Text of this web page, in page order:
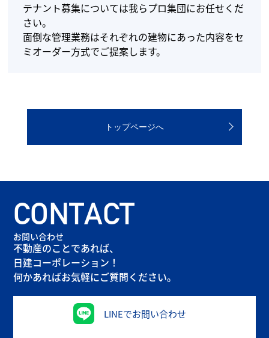
テナント募集については我らプロ集団にお任せくだ
さい。
面倒な管理業務はそれぞれの建物にあった内容をセ
ミオーダー方式でご提案します。
トップページへ
CONTACT
お問い合わせ
不動産のことであれば、
日建コーポレーション！
何かあればお気軽にご質問ください。
LINEでお問い合わせ